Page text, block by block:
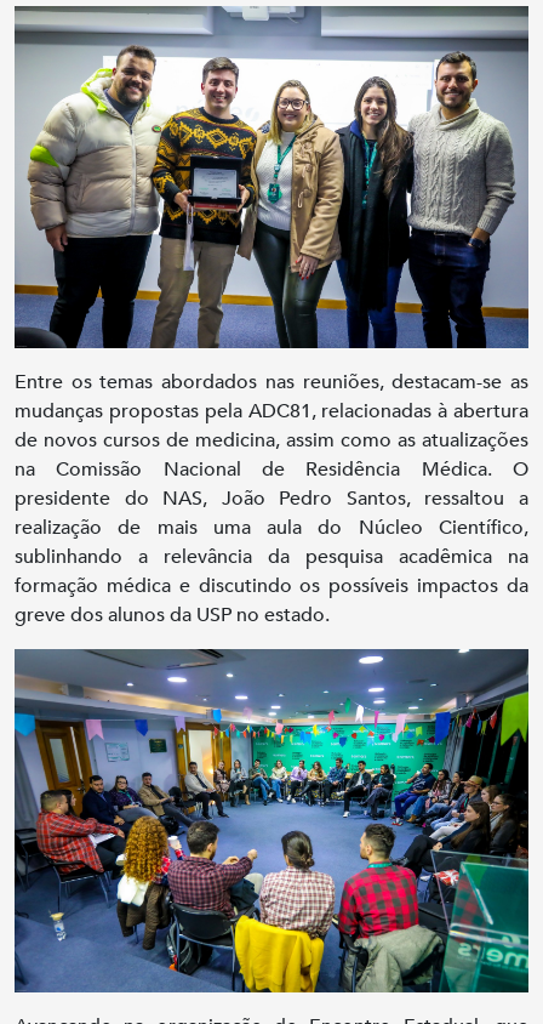
Entre os temas abordados nas reuniões, destacam-se as
mudanças propostas pela ADC81, relacionadas à abertura
de novos cursos de medicina, assim como as atualizações
na Comissão Nacional de Residência Médica. O
presidente do NAS, João Pedro Santos, ressaltou a
realização de mais uma aula do Núcleo Científico,
sublinhando a relevância da pesquisa acadêmica na
formação médica e discutindo os possíveis impactos da
greve dos alunos da USP no estado.